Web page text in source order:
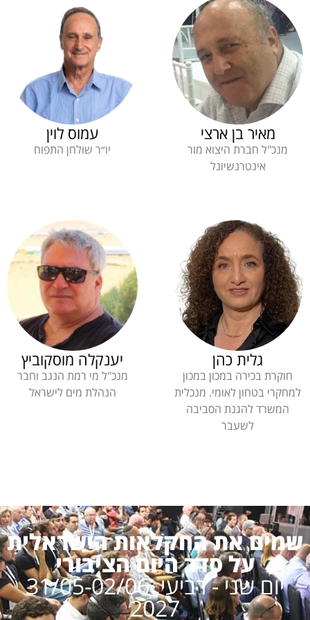
מאיר בן ארצי
מנכ"ל חברת היצוא מור
אינטרנשיונל
עמוס לוין
יו״ר שולחן התפוח
גלית כהן
חוקרת בכירה במכון במכון
למחקרי בטחון לאומי. מנכלית
המשרד להגנת הסביבה
לשעבר
יענקלה מוסקוביץ
מנכ"ל מי רמת הנגב וחבר
הנהלת מים לישראל
שמים את החקלאות הישראלית
על סדר היום הציבורי
יום שני - רביעי, 31/05-02/06
2027